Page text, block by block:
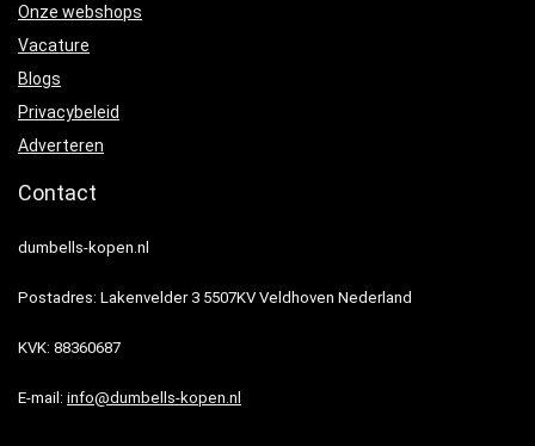
Onze webshops
Vacature
Blogs
Privacybeleid
Adverteren
Contact
dumbells-kopen.nl
Postadres: Lakenvelder 3 5507KV Veldhoven Nederland
KVK: 88360687
E-mail: info@dumbells-kopen.nl